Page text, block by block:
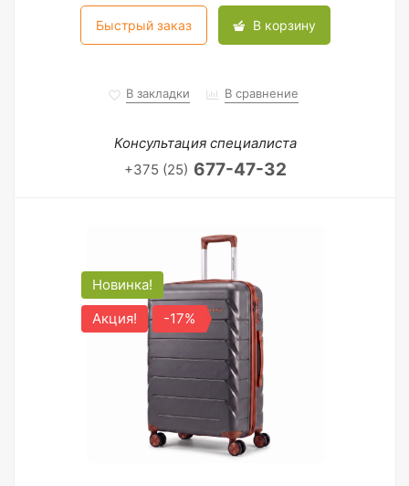
Быстрый заказ В корзину
В закладки В сравнение
Консультация специалиста
+375 (25) 677-47-32
Новинка!
Акция!
-17%